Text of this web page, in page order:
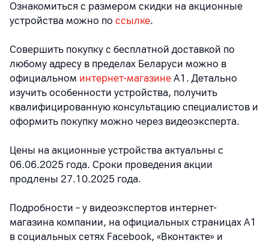
Ознакомиться с размером скидки на акционные
устройства можно по ссылке.
Совершить покупку с бесплатной доставкой по
любому адресу в пределах Беларуси можно в
официальном интернет-магазине А1. Детально
изучить особенности устройства, получить
квалифицированную консультацию специалистов и
оформить покупку можно через видеоэксперта.
Цены на акционные устройства актуальны с
06.06.2025 года. Сроки проведения акции
продлены 27.10.2025 года.
Подробности – у видеоэкспертов интернет-
магазина компании, на официальных страницах A1
в социальных сетях Facebook, «Вконтакте» и